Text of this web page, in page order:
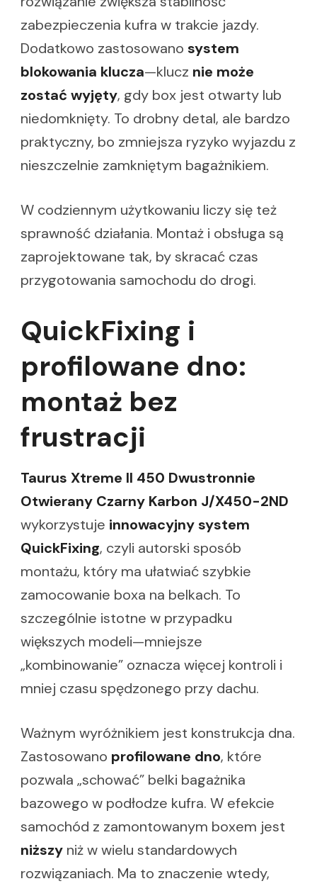
zabezpieczenia kufra w trakcie jazdy.
Dodatkowo zastosowano system
blokowania klucza—klucz nie może
zostać wyjęty, gdy box jest otwarty lub
niedomknięty. To drobny detal, ale bardzo
praktyczny, bo zmniejsza ryzyko wyjazdu z
nieszczelnie zamkniętym bagażnikiem.
W codziennym użytkowaniu liczy się też
sprawność działania. Montaż i obsługa są
zaprojektowane tak, by skracać czas
przygotowania samochodu do drogi.
QuickFixing i
profilowane dno:
montaż bez
frustracji
Taurus Xtreme II 450 Dwustronnie
Otwierany Czarny Karbon J/X450-2ND
wykorzystuje innowacyjny system
QuickFixing, czyli autorski sposób
montażu, który ma ułatwiać szybkie
zamocowanie boxa na belkach. To
szczególnie istotne w przypadku
większych modeli—mniejsze
„kombinowanie” oznacza więcej kontroli i
mniej czasu spędzonego przy dachu.
Ważnym wyróżnikiem jest konstrukcja dna.
Zastosowano profilowane dno, które
pozwala „schować” belki bagażnika
bazowego w podłodze kufra. W efekcie
samochód z zamontowanym boxem jest
niższy niż w wielu standardowych
rozwiązaniach. Ma to znaczenie wtedy,